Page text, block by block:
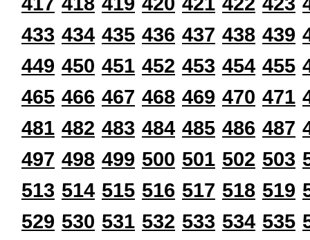
433 434 435 436 437 438 439
449 450 451 452 453 454 455
465 466 467 468 469 470 471
481 482 483 484 485 486 487
497 498 499 500 501 502 503
513 514 515 516 517 518 519
529 530 531 532 533 534 535